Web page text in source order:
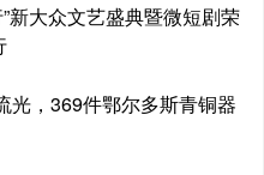
新大众文艺盛典暨微短剧荣
光，369件鄂尔多斯青铜器